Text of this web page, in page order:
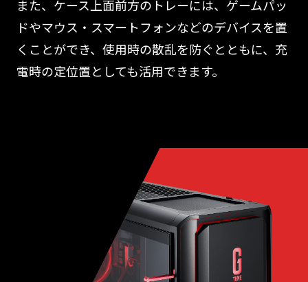
また、ケース上面前方のトレーには、ゲームパッ
ドやマウス・スマートフォンなどのデバイスを置
くことができ、使用時の散乱を防ぐとともに、充
電時の定位置としても活用できます。